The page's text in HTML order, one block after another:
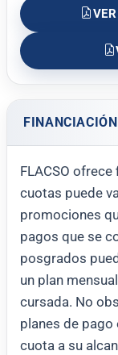
FLACSO
cuotas puede
promociones
pagos que se
posgrados
un plan
cursada. No
planes de pago
cuota a su